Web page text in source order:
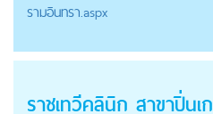
รามอินทรา.aspx
ราชเทวีคลินิก สาขาปิ่นเ